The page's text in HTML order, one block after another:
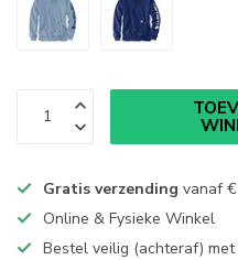
Gratis verzending vanaf
Online & Fysieke Winkel
Bestel veilig (achteraf)